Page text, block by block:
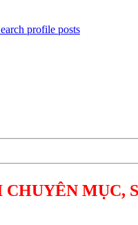
profile posts
CHUYÊN MỤC,